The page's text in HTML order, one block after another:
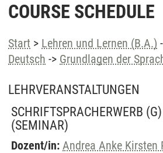
COURSE SCHEDULE
Start > Lehren und Lernen (B.A.)
Deutsch -> Grundlagen der
LEHRVERANSTALTUNGEN
SCHRIFTSPRACHERWERB
(SEMINAR)
Dozent/in: Andrea Anke Kirsten